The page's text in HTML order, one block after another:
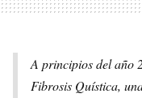
A principios del año
Fibrosis Quística,